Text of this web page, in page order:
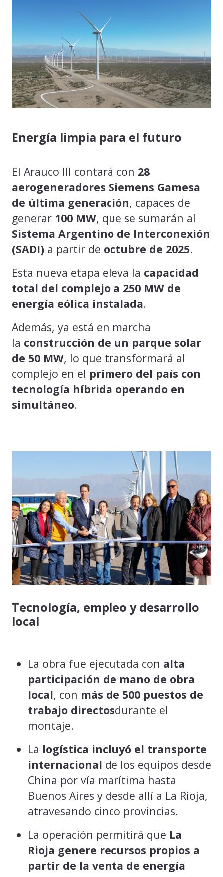
Energía limpia para el futuro
El Arauco III contará con 28
aerogeneradores Siemens Gamesa
de última generación, capaces de
generar 100 MW, que se sumarán al
Sistema Argentino de Interconexión
(SADI) a partir de octubre de 2025.
Esta nueva etapa eleva la capacidad
total del complejo a 250 MW de
energía eólica instalada.
Además, ya está en marcha
la construcción de un parque solar
de 50 MW, lo que transformará al
complejo en el primero del país con
tecnología híbrida operando en
simultáneo.
Tecnología, empleo y desarrollo
local
La obra fue ejecutada con alta
participación de mano de obra
local, con más de 500 puestos de
trabajo directosdurante el
montaje.
La logística incluyó el transporte
internacional de los equipos desde
China por vía marítima hasta
Buenos Aires y desde allí a La Rioja,
atravesando cinco provincias.
La operación permitirá que La
Rioja genere recursos propios a
partir de la venta de energía